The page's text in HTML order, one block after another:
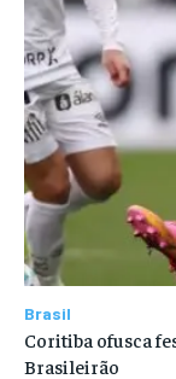
Brasil
Coritiba ofusca
Brasileirão